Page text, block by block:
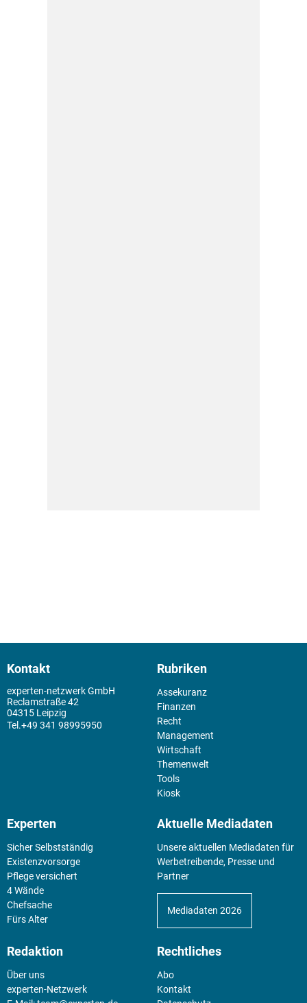
Kontakt
experten-netzwerk GmbH
Reclamstraße 42
04315 Leipzig
+49 341 98995950
Rubriken
Assekuranz
Finanzen
Recht
Management
Wirtschaft
Themenwelt
Tools
Kiosk
Experten
Sicher Selbstständig
Existenz­vorsorge
Pflege versichert
4 Wände
Chefsache
Fürs Alter
Aktuelle Mediadaten
Unsere aktuellen Mediadaten für
Werbetreibende, Presse und
Partner
Mediadaten 2026
Redaktion
Über uns
experten-Netzwerk
Rechtliches
Abo
Kontakt